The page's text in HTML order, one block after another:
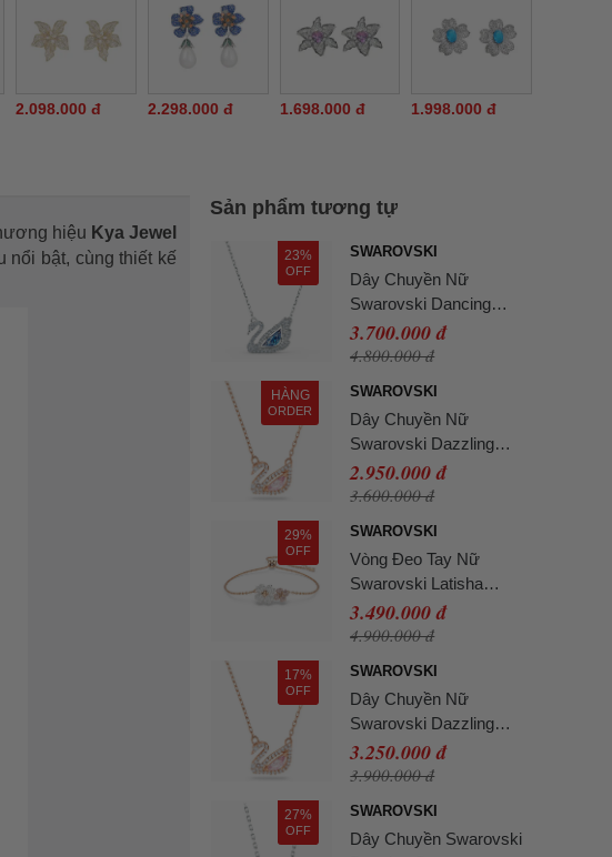
2.098.000 đ 2.298.000 đ 1.698.000 đ 1.998.000 đ
hiệu Kya Jewel
nổi bật, cùng thiết kế
Sản phẩm tương tự
23%
OFF
SWAROVSKI
Dây Chuyền Nữ
Swarovski Dancing
Swan Necklace, Blue,
Rhodium Plated
3.700.000 đ
4.800.000 đ
HÀNG
ORDER
SWAROVSKI
Dây Chuyền Nữ
Swarovski Dazzling
Swan Necklace Multi-
Colored Rose-Gold Tone
Vàng Hồng
2.950.000 đ
3.600.000 đ
29%
OFF
SWAROVSKI
Vòng Đeo Tay Nữ
Swarovski Latisha
Bracelet Flower,
Multicolored, Rose Gold-
Màu Vàng Hồng
3.490.000 đ
4.900.000 đ
17%
OFF
SWAROVSKI
Dây Chuyền Nữ
Swarovski Dazzling
Swan Necklace Multi-
Colored Rose-Gold Tone
Vàng Hồng
3.250.000 đ
3.900.000 đ
27%
OFF
SWAROVSKI
Dây Chuyền Swarovski